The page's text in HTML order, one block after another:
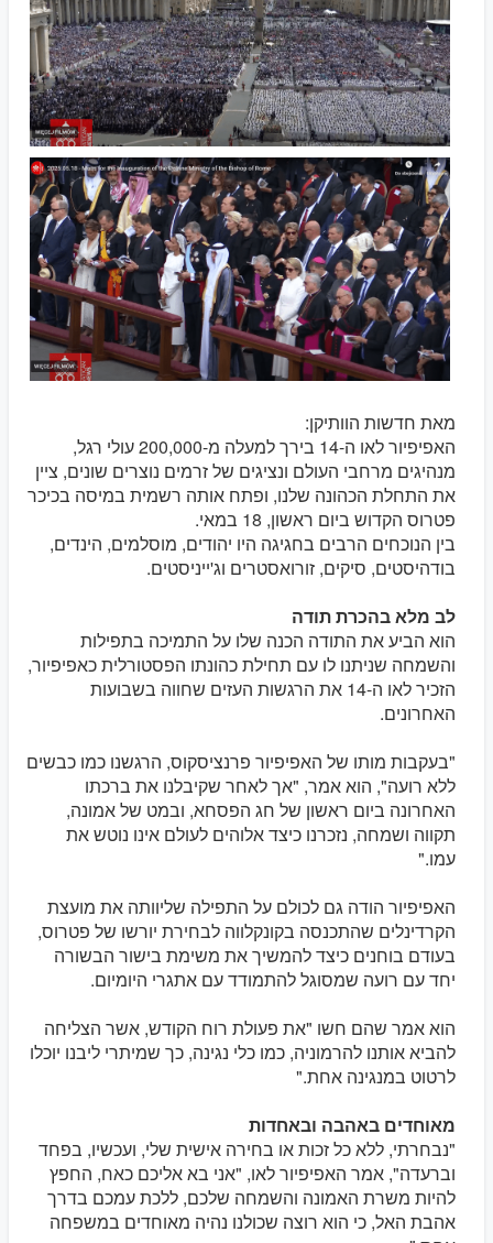
מאת חדשות הוותיקן:
האפיפיור לאו ה-14 בירך למעלה מ-200,000 עולי רגל,
מנהיגים מרחבי העולם ונציגים של זרמים נוצרים שונים, ציין
את התחלת הכהונה שלנו, ופתח אותה רשמית במיסה בכיכר
פטרוס הקדוש ביום ראשון, 18 במאי.
בין הנוכחים הרבים בחגיגה היו יהודים, מוסלמים, הינדים,
בודהיסטים, סיקים, זורואסטרים וג'ייניסטים.
לב מלא בהכרת תודה
הוא הביע את התודה הכנה שלו על התמיכה בתפילות
והשמחה שניתנו לו עם תחילת כהונתו הפסטורלית כאפיפיור,
הזכיר לאו ה-14 את הרגשות העזים שחווה בשבועות
האחרונים.
"בעקבות מותו של האפיפיור פרנציסקוס, הרגשנו כמו כבשים
ללא רועה", הוא אמר, "אך לאחר שקיבלנו את ברכתו
האחרונה ביום ראשון של חג הפסחא, ובמט של אמונה,
תקווה ושמחה, נזכרנו כיצד אלוהים לעולם אינו נוטש את
עמו."
האפיפיור הודה גם לכולם על התפילה שליוותה את מועצת
הקרדינלים שהתכנסה בקונקלווה לבחירת יורשו של פטרוס,
בעודם בוחנים כיצד להמשיך את משימת בישור הבשורה
יחד עם רועה שמסוגל להתמודד עם אתגרי היומיום.
הוא אמר שהם חשו "את פעולת רוח הקודש, אשר הצליחה
להביא אותנו להרמוניה, כמו כלי נגינה, כך שמיתרי ליבנו יוכלו
לרטוט במנגינה אחת."
מאוחדים באהבה ובאחדות
"נבחרתי, ללא כל זכות או בחירה אישית שלי, ועכשיו, בפחד
וברעדה", אמר האפיפיור לאו, "אני בא אליכם כאח, החפץ
להיות משרת האמונה והשמחה שלכם, ללכת עמכם בדרך
אהבת האל, כי הוא רוצה שכולנו נהיה מאוחדים במשפחה